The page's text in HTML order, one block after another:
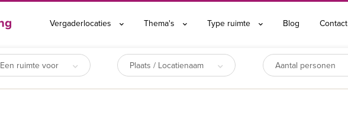
Vergaderlocaties Thema's Type ruimte Blog Contact
Een ruimte voor Plaats / Locatienaam Aantal personen